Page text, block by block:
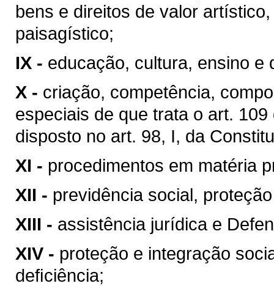
bens e direitos de valor
paisagístico;
IX - educação, cultura, ensino e
X - criação, competência,
especiais de que trata o art.
disposto no art. 98, I, da
XI - procedimentos em matéria
XII - previdência social,
XIII - assistência jurídica e
XIV - proteção e integração
deﬁciência;